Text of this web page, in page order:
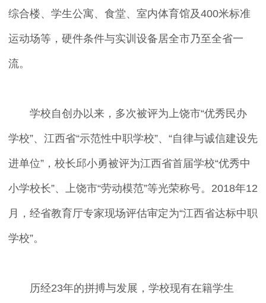
综合楼、学生公寓、食堂、室内体育馆及400米标准
运动场等，硬件条件与实训设备居全市乃至全省一
流。
学校自创办以来，多次被评为上饶市“优秀民办
学校”、江西省“示范性中职学校”、“自律与诚信建设先
进单位”，校长邱小勇被评为江西省首届学校“优秀中
小学校长”、上饶市“劳动模范”等光荣称号。2018年12
月，经省教育厅专家现场评估审定为“江西省达标中职
学校”。
历经23年的拼搏与发展，学校现有在籍学生